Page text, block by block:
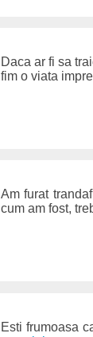
Daca ar fi sa
fim o viata
Am furat
cum am fost,
Esti frumoasa